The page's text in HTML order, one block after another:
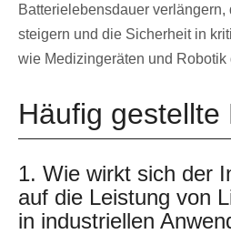
Batterielebensdauer
steigern und die Sicherheit in
wie Medizingeräten und Robotik
Häufig gestellte
1. Wie wirkt sich der
auf die Leistung von
in industriellen